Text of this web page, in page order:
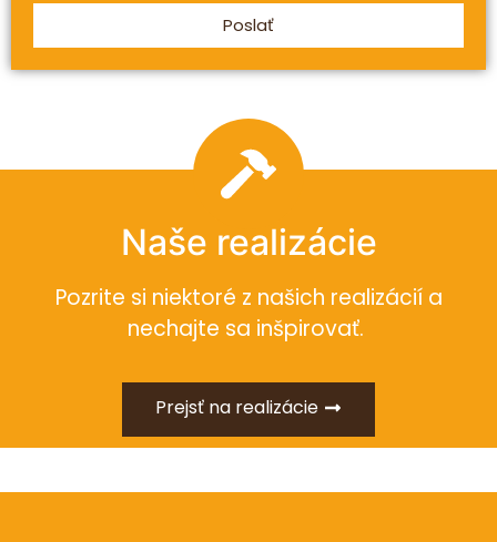
Poslať
Naše realizácie
Pozrite si niektoré z našich realizácií a
nechajte sa inšpirovať.
Prejsť na realizácie